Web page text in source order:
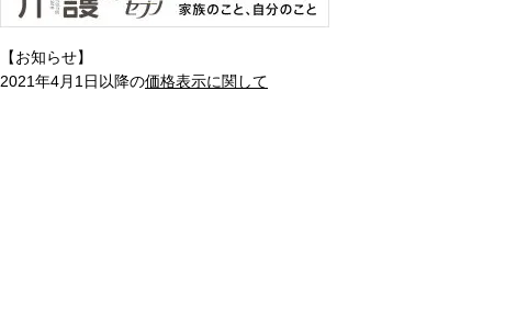
【お知らせ】
2021年4月1日以降の価格表示に関して